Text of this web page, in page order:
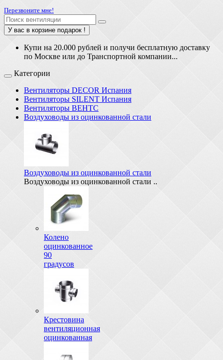
Перезвоните мне!
У вас в корзине подарок !
Купи на 20.000 рублей и получи бесплатную доставку
по Москве или до Транспортной компании...
Категории
Вентиляторы DECOR Испания
Вентиляторы SILENT Испания
Вентиляторы ВЕНТС
Воздуховоды из оцинкованной стали
Воздуховоды из оцинкованной стали
Воздуховоды из оцинкованной стали ..
Колено
оцинкованное
90
градусов
Крестовина
вентиляционная
оцинкованная